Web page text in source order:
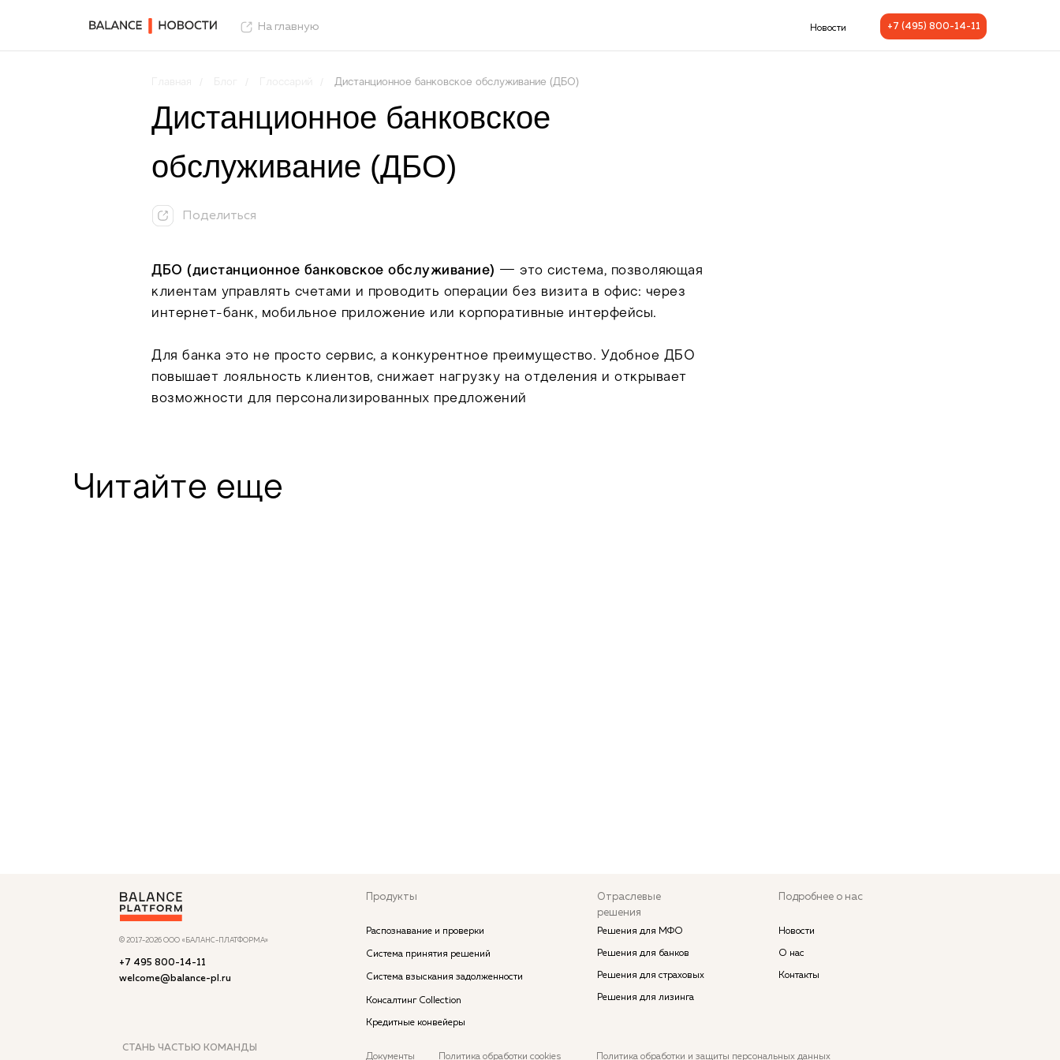
Новости
На главную +7 (495) 800-14-11
Дистанционное банковское обслуживание (ДБО)
Дистанционное банковское
обслуживание (ДБО)
Поделиться
ДБО (дистанционное банковское обслуживание) — это система, позволяющая
клиентам управлять счетами и проводить операции без визита в офис: через
интернет-банк, мобильное приложение или корпоративные интерфейсы.
Для банка это не просто сервис, а конкурентное преимущество. Удобное ДБО
повышает лояльность клиентов, снижает нагрузку на отделения и открывает
возможности для персонализированных предложений
Читайте еще
© 2017-2026 ООО «БАЛАНС-ПЛАТФОРМА»
+7 495 800-14-11
welcome@balance-pl.ru
СТАНЬ ЧАСТЬЮ КОМАНДЫ
Политика обработки и защиты персональных данных
Политика обработки cookies
Документы
Распознавание и проверки
Система принятия решений
Система взыскания задолженности
Консалтинг Collection
Кредитные конвейеры
Продукты
Решения для МФО
Решения для банков
Решения для страховых
Решения для лизинга
Отраслевые
решения
О нас
Новости
Контакты
Подробнее о нас